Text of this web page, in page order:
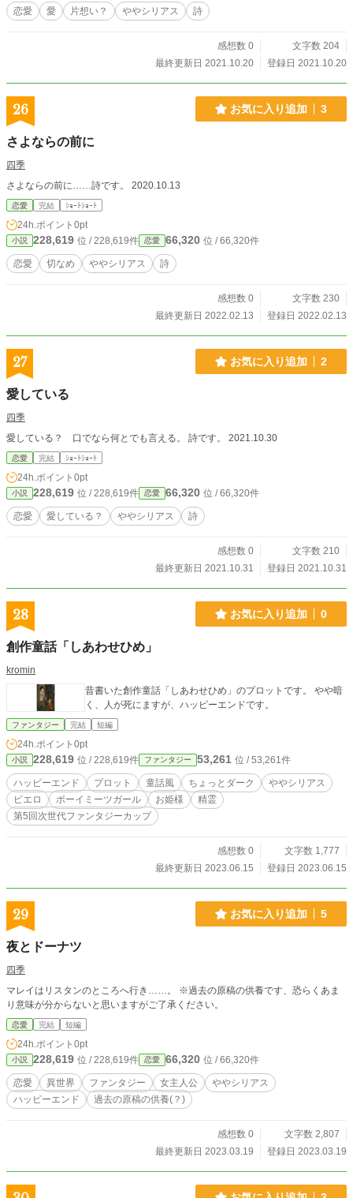
恋愛 愛 片想い？ ややシリアス 詩
感想数 0
文字数 204
最終更新日 2021.10.20
登録日 2021.10.20
26 お気に入り追加 3
さよならの前に
四季
さよならの前に……詩です。 2020.10.13
恋愛 完結 ｼｮｰﾄｼｮｰﾄ
24h.ポイント 0pt
小説 228,619 位 / 228,619件 恋愛 66,320 位 / 66,320件
恋愛 切なめ ややシリアス 詩
感想数 0
文字数 230
最終更新日 2022.02.13
登録日 2022.02.13
27 お気に入り追加 2
愛している
四季
愛している？ 口でなら何とでも言える。 詩です。 2021.10.30
恋愛 完結 ｼｮｰﾄｼｮｰﾄ
24h.ポイント 0pt
小説 228,619 位 / 228,619件 恋愛 66,320 位 / 66,320件
恋愛 愛している？ ややシリアス 詩
感想数 0
文字数 210
最終更新日 2021.10.31
登録日 2021.10.31
28 お気に入り追加 0
創作童話「しあわせひめ」
kromin
昔書いた創作童話「しあわせひめ」のプロットです。 やや暗
く、人が死にますが、ハッピーエンドです。
ファンタジー 完結 短編
24h.ポイント 0pt
小説 228,619 位 / 228,619件 ファンタジー 53,261 位 / 53,261件
ハッピーエンド プロット 童話風 ちょっとダーク
ややシリアス
ピエロ
ボーイミーツガール お姫様
精霊
第5回次世代ファンタジーカップ
感想数 0
文字数 1,777
最終更新日 2023.06.15
登録日 2023.06.15
29 お気に入り追加 5
夜とドーナツ
四季
マレイはリスタンのところへ行き……。 ※過去の原稿の供養です、恐らくあま
り意味が分からないと思いますがご了承ください。
恋愛 完結 短編
24h.ポイント 0pt
小説 228,619 位 / 228,619件 恋愛 66,320 位 / 66,320件
恋愛 異世界 ファンタジー 女主人公
ややシリアス
ハッピーエンド
過去の原稿の供養(？)
感想数 0
文字数 2,807
最終更新日 2023.03.19
登録日 2023.03.19